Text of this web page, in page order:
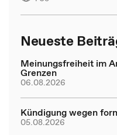
Neueste
Meinungsfreiheit im
Grenzen
06.08.2026
Kündigung wegen
05.08.2026